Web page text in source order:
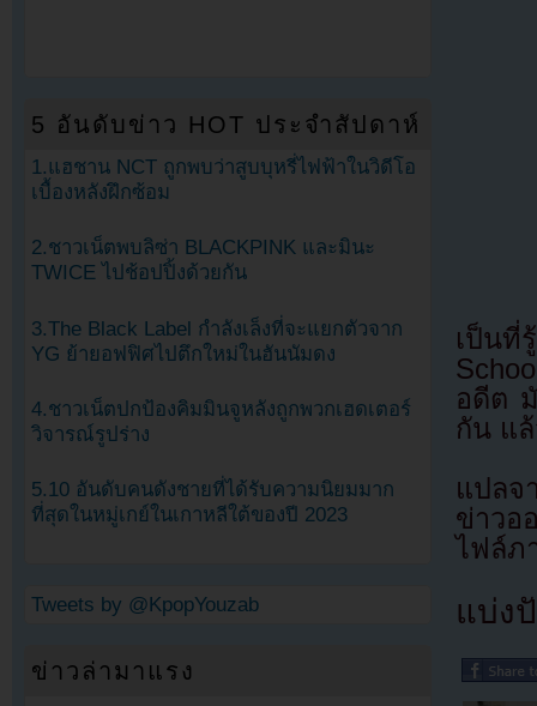
เป็นที่
อดีต
กัน แ
แปลจ
ข่าว
ไฟล์ภ
แบ่ง
5 อันดับข่าว HOT ประจำสัปดาห์
1.แฮชาน NCT ถูกพบว่าสูบบุหรี่ไฟฟ้าในวิดีโอ
เบื้องหลังฝึกซ้อม
2.ชาวเน็ตพบลิซ่า BLACKPINK และมินะ
TWICE ไปช้อปปิ้งด้วยกัน
3.The Black Label กำลังเล็งที่จะแยกตัวจาก
YG ย้ายอฟฟิศไปตึกใหม่ในฮันนัมดง
4.ชาวเน็ตปกป้องคิมมินจูหลังถูกพวกเฮดเตอร์
วิจารณ์รูปร่าง
5.10 อันดับคนดังชายที่ได้รับความนิยมมาก
ที่สุดในหมู่เกย์ในเกาหลีใต้ของปี 2023
Tweets by @KpopYouzab
ข่าวล่ามาแรง